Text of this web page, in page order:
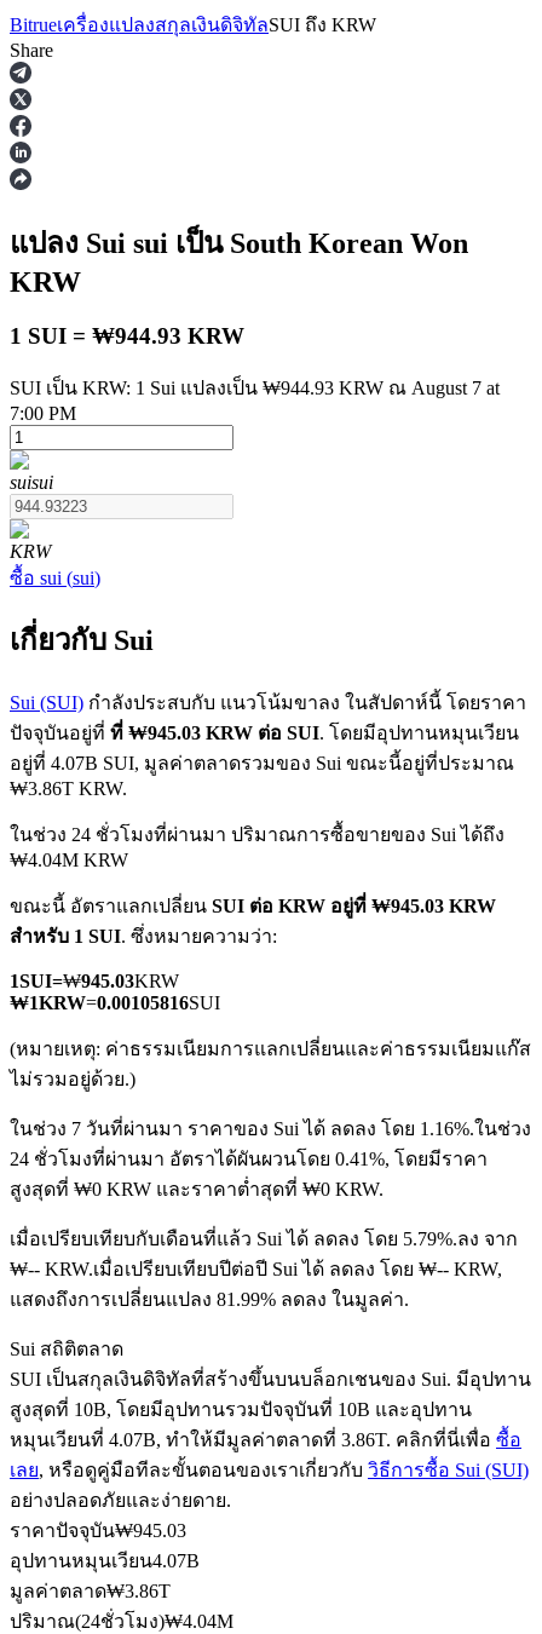
ฟิวเจอร์ส
ฟิวเจอร์ส COIN-M
ฟิวเจอร์สสกุลเงินดิจิทัล
อนุพันธ์ของหุ้น ฟอเร็กซ์ โลหะมีค่า และสินค้าโภคภัณฑ์
ฟิวเจอร์ส USDC
ฟิวเจอร์สที่ใช้ USDC เป็นหลักประกัน
คัดลอกการซื้อขาย
เข้าร่วมกับเทรดเดอร์ชั้นนำ
Bitrueเครื่องแปลงสกุลเงินดิจิทัลSUI ถึง KRW
Share
แปลง Sui sui เป็น South Korean Won
KRW
1 SUI = ₩944.93 KRW
SUI เป็น KRW: 1 Sui แปลงเป็น ₩944.93 KRW ณ August 7 at
7:00 PM
suisui
KRW
ซื้อ sui (sui)
เกี่ยวกับ Sui
Sui (SUI) กำลังประสบกับ แนวโน้มขาลง ในสัปดาห์นี้ โดยราคา
ปัจจุบันอยู่ที่ ที่ ₩945.03 KRW ต่อ SUI. โดยมีอุปทานหมุนเวียน
อยู่ที่ 4.07B SUI, มูลค่าตลาดรวมของ Sui ขณะนี้อยู่ที่ประมาณ
₩3.86T KRW.
ในช่วง 24 ชั่วโมงที่ผ่านมา ปริมาณการซื้อขายของ Sui ได้ถึง
₩4.04M KRW
ขณะนี้ อัตราแลกเปลี่ยน SUI ต่อ KRW อยู่ที่ ₩945.03 KRW
สำหรับ 1 SUI. ซึ่งหมายความว่า:
1SUI=₩945.03KRW
₩1KRW=0.00105816SUI
(หมายเหตุ: ค่าธรรมเนียมการแลกเปลี่ยนและค่าธรรมเนียมแก๊ส
ไม่รวมอยู่ด้วย.)
ในช่วง 7 วันที่ผ่านมา ราคาของ Sui ได้ ลดลง โดย 1.16%.ในช่วง
24 ชั่วโมงที่ผ่านมา อัตราได้ผันผวนโดย 0.41%, โดยมีราคา
สูงสุดที่ ₩0 KRW และราคาต่ำสุดที่ ₩0 KRW.
เมื่อเปรียบเทียบกับเดือนที่แล้ว Sui ได้ ลดลง โดย 5.79%.ลง จาก
₩-- KRW.เมื่อเปรียบเทียบปีต่อปี Sui ได้ ลดลง โดย ₩-- KRW,
แสดงถึงการเปลี่ยนแปลง 81.99% ลดลง ในมูลค่า.
Sui สถิติตลาด
SUI เป็นสกุลเงินดิจิทัลที่สร้างขึ้นบนบล็อกเชนของ Sui. มีอุปทาน
สูงสุดที่ 10B, โดยมีอุปทานรวมปัจจุบันที่ 10B และอุปทาน
หมุนเวียนที่ 4.07B, ทำให้มีมูลค่าตลาดที่ 3.86T. คลิกที่นี่เพื่อ ซื้อ
เลย, หรือดูคู่มือทีละขั้นตอนของเราเกี่ยวกับ วิธีการซื้อ Sui (SUI)
อย่างปลอดภัยและง่ายดาย.
ราคาปัจจุบัน₩945.03
อุปทานหมุนเวียน4.07B
มูลค่าตลาด₩3.86T
ปริมาณ(24ชั่วโมง)₩4.04M